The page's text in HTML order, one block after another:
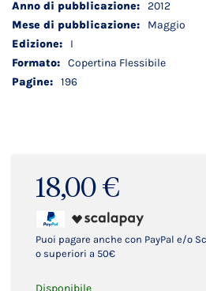
18,00 €
Puoi pagare anche con PayPal e/o
o superiori a 50€
Disponibile
2012
Maggio
I
Copertina Flessibile
196